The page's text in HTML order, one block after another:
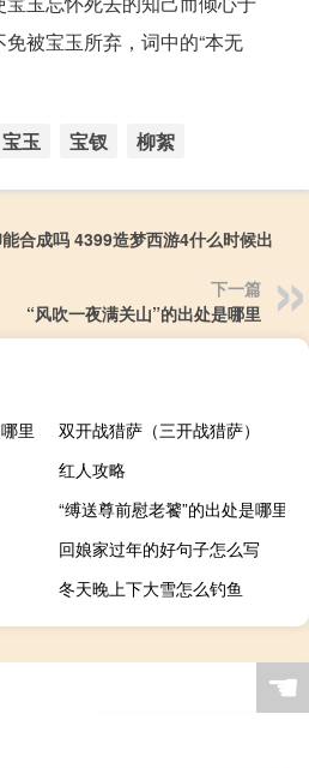
被宝玉所弃，词中的“本无
宝玉 宝钗 柳絮
合成吗 4399造梦西游4什么时候出
下一篇
“风吹一夜满关山”的出处是哪里
里
双开战猎萨（三开战猎萨）
红人攻略
“缚送尊前慰老饕”的出处是哪里
回娘家过年的好句子怎么写
冬天晚上下大雪怎么钓鱼
☚